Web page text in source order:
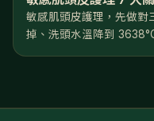
敏感肌頭皮護理，先做對
掉、洗頭水溫降到